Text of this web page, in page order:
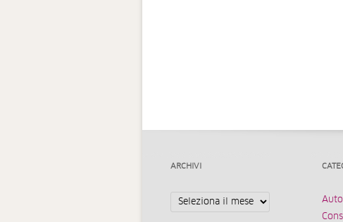
ARCHIVI
Archivi